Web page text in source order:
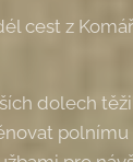
cest z
dolech